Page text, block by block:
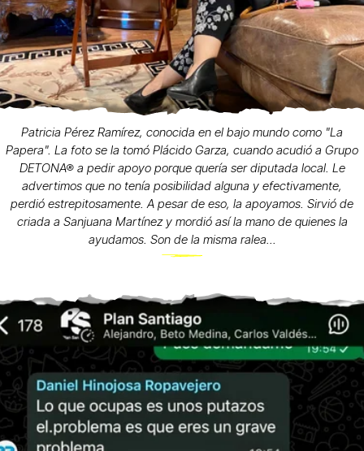
Patricia Pérez Ramírez, conocida en el bajo mundo como "La
Papera". La foto se la tomó Plácido Garza, cuando acudió a Grupo
DETONA® a pedir apoyo porque quería ser diputada local. Le
advertimos que no tenía posibilidad alguna y efectivamente,
perdió estrepitosamente. A pesar de eso, la apoyamos. Sirvió de
criada a Sanjuana Martínez y mordió así la mano de quienes la
ayudamos. Son de la misma ralea...